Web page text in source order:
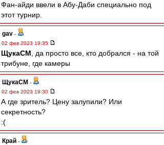
Фан-айди ввели в Абу-Даби специально под
этот турнир.
gav -
02 фев 2023 19:35
ЩукаСМ , да просто все, кто добрался - на той
трибуне, где камеры
ЩукаСМ -
02 фев 2023 19:30
А где зритель? Цену залупили? Или
секретность?
:(
Край -